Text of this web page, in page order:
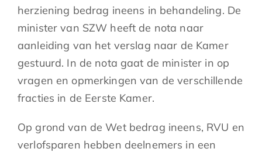
herziening bedrag ineens in behandeling. De
minister van SZW heeft de nota naar
aanleiding van het verslag naar de Kamer
gestuurd. In de nota gaat de minister in op
vragen en opmerkingen van de verschillende
fracties in de Eerste Kamer.
Op grond van de Wet bedrag ineens, RVU en
verlofsparen hebben deelnemers in een